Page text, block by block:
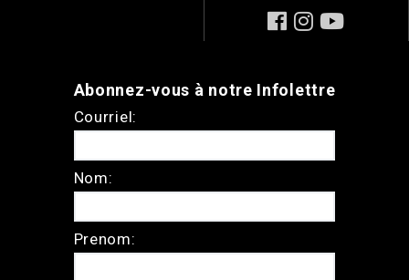
Abonnez-vous à notre Infolettre
Courriel:
Nom:
Prenom: